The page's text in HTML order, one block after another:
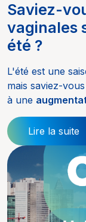
Saviez-
vaginales
été ?
L'été est une
mais saviez-
à une
Lire la suite